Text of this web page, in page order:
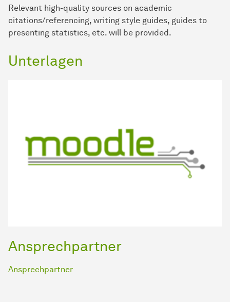
Relevant high-quality sources on academic
citations/referencing, writing style guides, guides to
presenting statistics, etc. will be provided.
Unterlagen
Ansprechpartner
Ansprechpartner